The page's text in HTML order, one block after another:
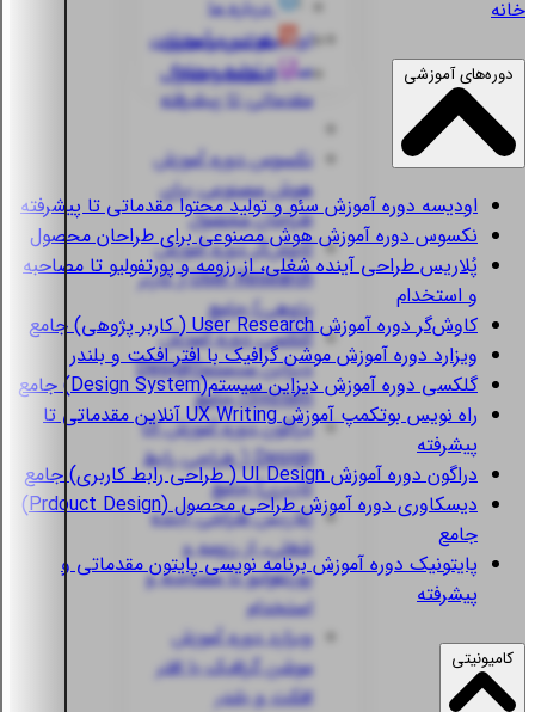
اودیسهدوره آموزش
سئو و تولید محتوا
مقدماتی تا پیشرفته
نکسوسدوره آموزش
هوش مصنوعی برای
طراحان محصول
کاوش‌گردوره آموزش
User Research ( کاربر
پژوهی) جامع
گلکسیدوره آموزش
دیزاین سیستم(Design
System) جامع
دراگون
دوره آموزش UI
Design ( طراحی رابط
کاربری) جامع
پُلاریسطراحی آینده
شغلی، از رزومه و
پورتفولیو تا مصاحبه و
استخدام
ویزارددوره آموزش
موشن گرافیک با افتر
افکت و بلندر
درباره ما
قوانین و مقررات
استعلام مدارک
خانه
دوره‌های آموزشی
اودیسهدوره آموزش سئو و تولید محتوا مقدماتی تا پیشرفته
نکسوسدوره آموزش هوش مصنوعی برای طراحان محصول
پُلاریسطراحی آینده شغلی، از رزومه و پورتفولیو تا مصاحبه
و استخدام
کاوش‌گردوره آموزش User Research ( کاربر پژوهی) جامع
ویزارددوره آموزش موشن گرافیک با افتر افکت و بلندر
گلکسیدوره آموزش دیزاین سیستم(Design System) جامع
راه نویس
بوتکمپ آموزش UX Writing آنلاین مقدماتی تا
پیشرفته
دراگوندوره آموزش UI Design ( طراحی رابط کاربری) جامع
دیسکاوری
دوره آموزش طراحی محصول (Prdouct Design)
جامع
پایتونیکدوره آموزش برنامه نویسی پایتون مقدماتی و
پیشرفته
کامیونیتی